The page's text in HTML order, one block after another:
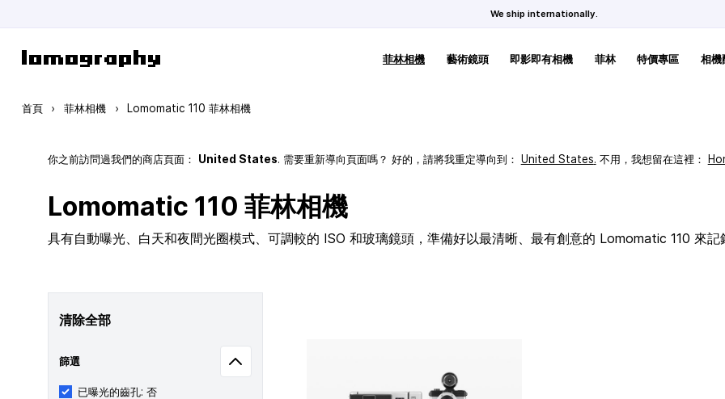
We ship internationally.
菲林相機 藝術鏡頭 即影即有相機 菲林 特價專區 相機
首頁 › 菲林相機 › Lomomatic 110 菲林相機
你之前訪問過我們的商店頁面： United States. 需要重新導向頁面嗎？ 好的，請將我重定導向到： United States. 不用，我想留在這裡：
Lomomatic 110 菲林相機
具有自動曝光、白天和夜間光圈模式、可調較的 ISO 和玻璃鏡頭，準備好以最清晰、最有創意的 Lomomatic 110 來記
清除全部
篩選
已曝光的齒孔: 否